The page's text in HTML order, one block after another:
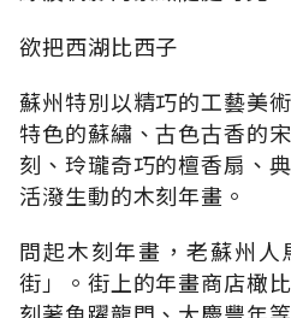
欲把西湖比西子
蘇州特別以精巧的工藝美
特色的蘇繡、古色古香的
刻、玲瓏奇巧的檀香扇、
活潑生動的木刻年畫。
問起木刻年畫，老蘇州
街」。街上的年畫商店橄